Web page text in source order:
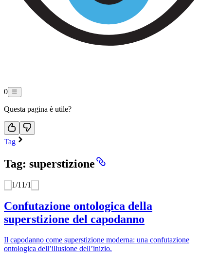
0 ☰
Questa pagina è utile?
Tag
Tag: superstizione
1/1 1/1
Confutazione ontologica della
superstizione del capodanno
Il capodanno come superstizione moderna: una confutazione
ontologica dell’illusione dell’inizio.